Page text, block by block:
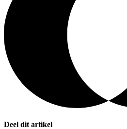
Deel dit artikel